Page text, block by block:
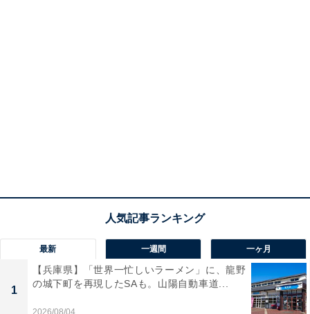
最新 一週間 一ヶ月
1
【兵庫県】「世界一忙しいラーメン」に、龍野
の城下町を再現したSAも。山陽自動車道...